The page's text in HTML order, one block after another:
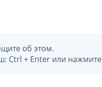
об этом.
Ctrl + Enter или нажмите